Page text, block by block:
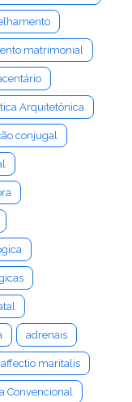
matrimonial
Arquitetônica
conjugal
adrenais
affectio maritalis
Convencional